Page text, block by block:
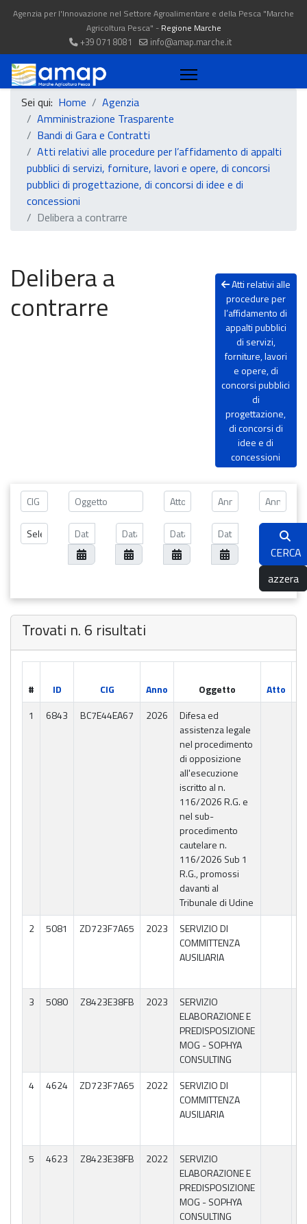
Agenzia per l'Innovazione nel Settore Agroalimentare e della Pesca "Marche
Agricoltura Pesca" - Regione Marche
+39 071 8081
info@amap.marche.it
Sei qui: Home
Agenzia
Amministrazione Trasparente
Bandi di Gara e Contratti
Atti relativi alle procedure per l’affidamento di appalti
pubblici di servizi, forniture, lavori e opere, di concorsi
pubblici di progettazione, di concorsi di idee e di
concessioni
Delibera a contrarre
Delibera a
contrarre
Atti relativi alle
procedure per
l’affidamento di
appalti pubblici
di servizi,
forniture, lavori
e opere, di
concorsi pubblici
di
progettazione,
di concorsi di
idee e di
concessioni
CERCA
azzera
Trovati n. 6 risultati
# ID CIG Anno Oggetto Atto
1
6843 BC7E44EA67 2026
Difesa ed
assistenza legale
nel procedimento
di opposizione
all'esecuzione
iscritto al n.
116/2026 R.G. e
nel sub-
procedimento
cautelare n.
116/2026 Sub 1
R.G., promossi
davanti al
Tribunale di Udine
2 5081 ZD723F7A65 2023
SERVIZIO DI
COMMITTENZA
AUSILIARIA
3 5080 Z8423E38FB 2023
SERVIZIO
ELABORAZIONE E
PREDISPOSIZIONE
MOG - SOPHYA
CONSULTING
4 4624 ZD723F7A65 2022
SERVIZIO DI
COMMITTENZA
AUSILIARIA
5 4623 Z8423E38FB 2022
SERVIZIO
ELABORAZIONE E
PREDISPOSIZIONE
MOG - SOPHYA
CONSULTING